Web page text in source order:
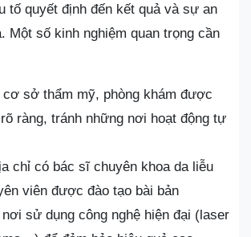
tố quyết định đến kết quả và sự an
Một số kinh nghiệm quan trọng cần
cơ sở thẩm mỹ, phòng khám được
ràng, tránh những nơi hoạt động tự
chỉ có bác sĩ chuyên khoa da liễu
viên được đào tạo bài bản
sử dụng công nghệ hiện đại (laser